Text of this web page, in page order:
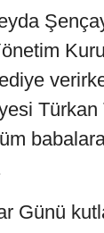
Türkan
Günü